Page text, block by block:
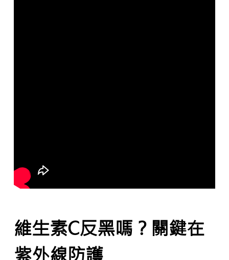
維生素C反黑嗎？關鍵在
紫外線防護